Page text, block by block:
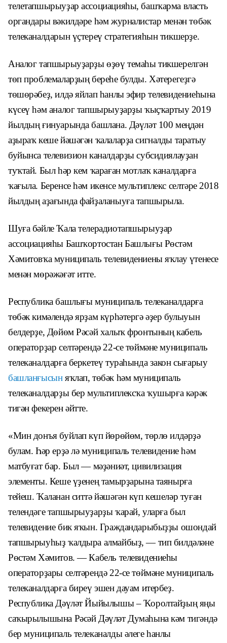
телетапшырыуҙар ассоциацияһы, башҡарма власть
органдары вәкилдәре һәм журналистар менән төбәк
телеканалдарын үҫтереү стратегияһын тикшерҙе.
Аналог тапшырыуҙарҙы өҙөү темаһы тикшерелгән
төп проблемаларҙың береһе булды. Хәтерегеҙгә
төшөрәбеҙ, илдә яйлап һанлы эфир телевидениеһына
күсеү һәм аналог тапшырыуҙарҙы ҡыҫҡартыу 2019
йылдың ғинуарында башлана. Дәүләт 100 меңдән
аҙыраҡ кеше йәшәгән ҡалаларҙа сигналды таратыу
буйынса телевизион каналдарҙы субсидиялауҙан
туҡтай. Был һәр кем ҡараған мотлаҡ каналдарға
ҡағыла. Беренсе һәм икенсе мультиплекс селтәре 2018
йылдың аҙағында файҙаланыуға тапшырыла.
Шуға бәйле Ҡала телерадиотапшырыуҙар
ассоциацияһы Башҡортостан Башлығы Рөстәм
Хәмитовҡа муниципаль телевидениены яҡлау үтенесе
менән мөрәжәғәт итте.
Республика башлығы муниципаль телеканалдарға
төбәк кимәлендә ярҙам күрһәтергә әҙер булыуын
белдерҙе, Дөйөм Рәсәй халыҡ фронтының кабель
операторҙар селтәрендә 22-се төймәне муниципаль
телеканалдарға беркетеү тураһында закон сығарыу
башланғысыняҡлап, төбәк һәм муниципаль
телеканалдарҙы бер мультиплексҡа ҡушырға кәрәк
тигән фекерен әйтте.
«Мин донъя буйлап күп йөрөйөм, төрлө илдәрҙә
булам. Һәр ерҙә лә муниципаль телевидение һәм
матбуғат бар. Был — мәҙәниәт, цивилизация
элементы. Кеше үҙенең тамырҙарына таянырға
тейеш. Ҡаланан ситтә йәшәгән күп кешеләр туған
телендәге тапшырыуҙарҙы ҡарай, уларға был
телевидение бик яҡын. Граждандарыбыҙҙы ошондай
тапшырыуһыҙ ҡалдыра алмайбыҙ, — тип билдәләне
Рөстәм Хәмитов. — Кабель телевидениеһы
операторҙары селтәрендә 22-се төймәне муниципаль
телеканалдарға биреү эшен дауам итербеҙ.
Республика Дәүләт Йыйылышы – Ҡоролтайҙың яңы
саҡырылышына Рәсәй Дәүләт Думаһына кәм тигәндә
бер муниципаль телеканалды әлеге һанлы